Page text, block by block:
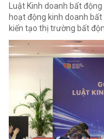
Luật Kinh doanh bất
hoạt động kinh doanh
kiến tạo thị trường bất